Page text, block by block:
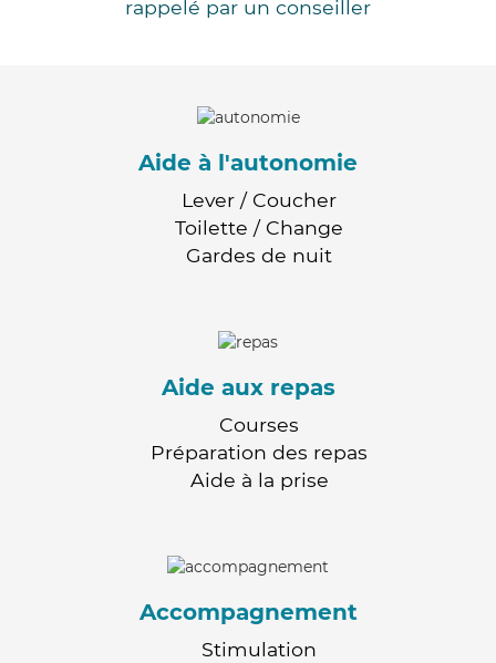
rappelé par un conseiller
Aide à l'autonomie
Lever / Coucher
Toilette / Change
Gardes de nuit
Aide aux repas
Courses
Préparation des repas
Aide à la prise
Accompagnement
Stimulation